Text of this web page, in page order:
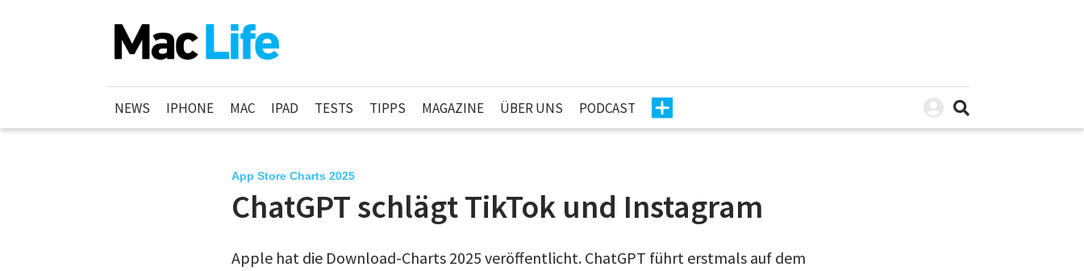
NEWS IPHONE MAC IPAD TESTS TIPPS MAGAZINE ÜBER UNS PODCAST
App Store Charts 2025
ChatGPT schlägt TikTok und Instagram
Apple hat die Download-Charts 2025 veröffentlicht. ChatGPT führt erstmals auf dem